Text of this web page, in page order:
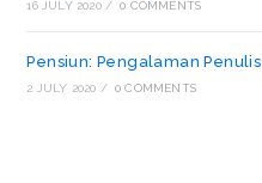
16 JULY 2020 / 0 COMMENTS
Pensiun: Pengalaman Penulis
2 JULY 2020 / 0 COMMENTS